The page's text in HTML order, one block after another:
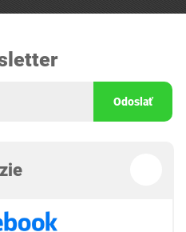
Odoslať